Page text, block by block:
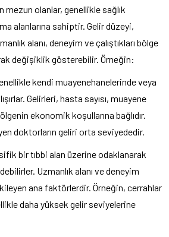
mezun olanlar, genellikle sağlık
alanlarına sahiptir. Gelir düzeyi,
alanı, deneyim ve çalıştıkları bölge
değişiklik gösterebilir. Örneğin:
kendi muayenehanelerinde veya
Gelirleri, hasta sayısı, muayene
ekonomik koşullarına bağlıdır.
doktorların geliri orta seviyededir.
bir tıbbi alan üzerine odaklanarak
Uzmanlık alanı ve deneyim
ana faktörlerdir. Örneğin, cerrahlar
daha yüksek gelir seviyelerine